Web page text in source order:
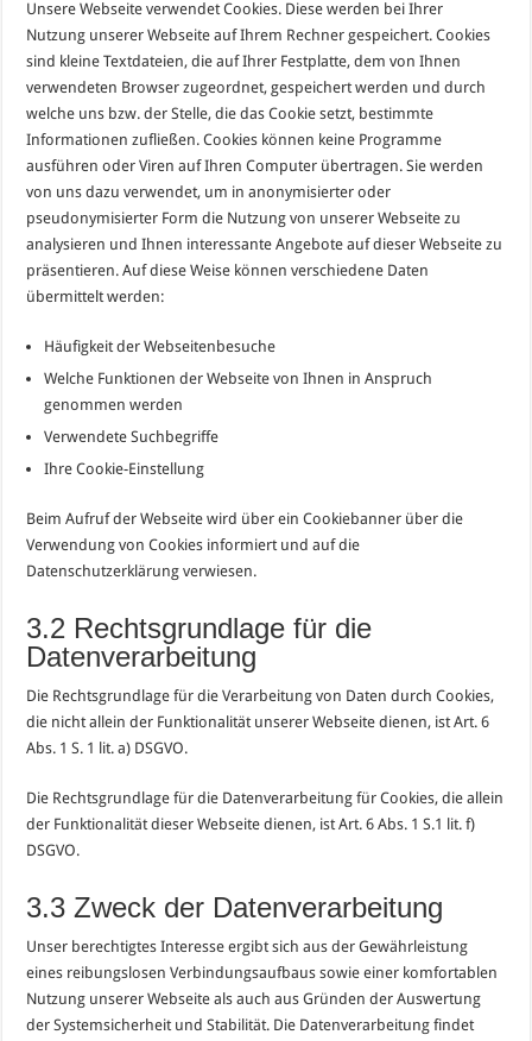
Unsere Webseite verwendet Cookies. Diese werden bei Ihrer
Nutzung unserer Webseite auf Ihrem Rechner gespeichert. Cookies
sind kleine Textdateien, die auf Ihrer Festplatte, dem von Ihnen
verwendeten Browser zugeordnet, gespeichert werden und durch
welche uns bzw. der Stelle, die das Cookie setzt, bestimmte
Informationen zufließen. Cookies können keine Programme
ausführen oder Viren auf Ihren Computer übertragen. Sie werden
von uns dazu verwendet, um in anonymisierter oder
pseudonymisierter Form die Nutzung von unserer Webseite zu
analysieren und Ihnen interessante Angebote auf dieser Webseite zu
präsentieren. Auf diese Weise können verschiedene Daten
übermittelt werden:
Häufigkeit der Webseitenbesuche
Welche Funktionen der Webseite von Ihnen in Anspruch
genommen werden
Verwendete Suchbegriffe
Ihre Cookie-Einstellung
Beim Aufruf der Webseite wird über ein Cookiebanner über die
Verwendung von Cookies informiert und auf die
Datenschutzerklärung verwiesen.
3.2 Rechtsgrundlage für die
Datenverarbeitung
Die Rechtsgrundlage für die Verarbeitung von Daten durch Cookies,
die nicht allein der Funktionalität unserer Webseite dienen, ist Art. 6
Abs. 1 S. 1 lit. a) DSGVO.
Die Rechtsgrundlage für die Datenverarbeitung für Cookies, die allein
der Funktionalität dieser Webseite dienen, ist Art. 6 Abs. 1 S.1 lit. f)
DSGVO.
3.3 Zweck der Datenverarbeitung
Unser berechtigtes Interesse ergibt sich aus der Gewährleistung
eines reibungslosen Verbindungsaufbaus sowie einer komfortablen
Nutzung unserer Webseite als auch aus Gründen der Auswertung
der Systemsicherheit und Stabilität. Die Datenverarbeitung findet